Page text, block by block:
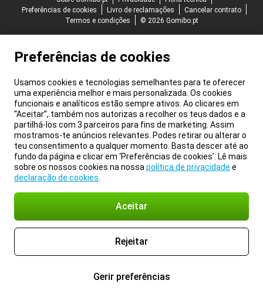
Preferências de cookies
Livro de reclamações
Cancelar contrato
Termos e condições
© 2026 Gomibo.pt
Preferências de cookies
Usamos cookies e tecnologias semelhantes para te oferecer
uma experiência melhor e mais personalizada. Os cookies
funcionais e analíticos estão sempre ativos. Ao clicares em
“Aceitar”, também nos autorizas a recolher os teus dados e a
partilhá-los com 3 parceiros para fins de marketing. Assim
mostramos-te anúncios relevantes. Podes retirar ou alterar o
teu consentimento a qualquer momento. Basta descer até ao
fundo da página e clicar em ‘Preferências de cookies’. Lê mais
sobre os nossos cookies na nossa política de privacidade e
declaração de cookies
Aceitar
Rejeitar
Gerir preferências